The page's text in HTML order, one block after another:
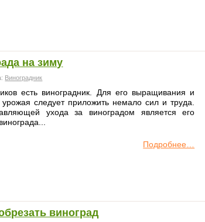
на зиму
Виноградник
есть виноградник. Для его выращивания и
следует приложить немало сил и труда.
ухода за виноградом является его
Подробнее…
виноград